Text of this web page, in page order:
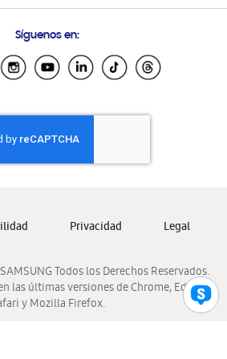
Samsung Ecuador
El Salvador
Honduras
Nicaragua
Samsung Panamá
Venezuela
Síguenos en:
Todos los Derechos Reservados.
las últimas versiones de Chrome, Edge,
y Mozilla Firefox.
Privacidad Legal